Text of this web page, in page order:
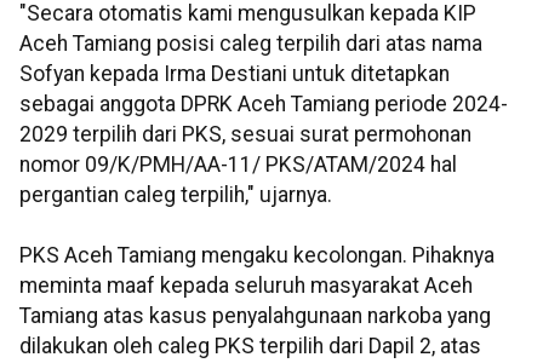
"Secara otomatis kami mengusulkan kepada KIP
Aceh Tamiang posisi caleg terpilih dari atas nama
Sofyan kepada Irma Destiani untuk ditetapkan
sebagai anggota DPRK Aceh Tamiang periode 2024-
2029 terpilih dari PKS, sesuai surat permohonan
nomor 09/K/PMH/AA-11/ PKS/ATAM/2024 hal
pergantian caleg terpilih," ujarnya.
PKS Aceh Tamiang mengaku kecolongan. Pihaknya
meminta maaf kepada seluruh masyarakat Aceh
Tamiang atas kasus penyalahgunaan narkoba yang
dilakukan oleh caleg PKS terpilih dari Dapil 2, atas